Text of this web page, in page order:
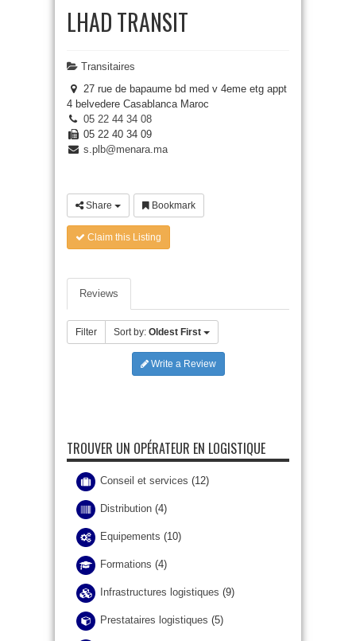
LHAD TRANSIT
Transitaires
27 rue de bapaume bd med v 4eme etg appt
4 belvedere Casablanca Maroc
05 22 44 34 08
05 22 40 34 09
s.plb@menara.ma
Share Bookmark
Claim this Listing
Reviews
Filter Sort by: Oldest First
Write a Review
TROUVER UN OPÉRATEUR EN LOGISTIQUE
Conseil et services (12)
Distribution (4)
Equipements (10)
Formations (4)
Infrastructures logistiques (9)
Prestataires logistiques (5)